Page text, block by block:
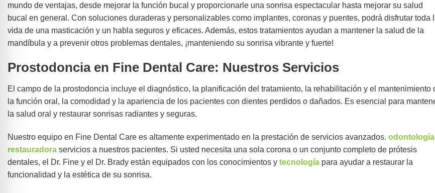
mundo de ventajas, desde mejorar la función bucal y proporcionarle una sonrisa espectacular hasta mejorar su salud
bucal en general. Con soluciones duraderas y personalizables como implantes, coronas y puentes, podrá disfrutar toda
vida de una masticación y un habla seguros y eficaces. Además, estos tratamientos ayudan a mantener la salud de la
mandíbula y a prevenir otros problemas dentales, ¡manteniendo su sonrisa vibrante y fuerte!
Prostodoncia en Fine Dental Care: Nuestros Servicios
El campo de la prostodoncia incluye el diagnóstico, la planificación del tratamiento, la rehabilitación y el mantenimiento
la función oral, la comodidad y la apariencia de los pacientes con dientes perdidos o dañados. Es esencial para
la salud oral y restaurar sonrisas radiantes y seguras.
Nuestro equipo en Fine Dental Care es altamente experimentado en la prestación de servicios avanzados. odontología
restauradora servicios a nuestros pacientes. Si usted necesita una sola corona o un conjunto completo de prótesis
dentales, el Dr. Fine y el Dr. Brady están equipados con los conocimientos y tecnología para ayudar a restaurar la
funcionalidad y la estética de su sonrisa.